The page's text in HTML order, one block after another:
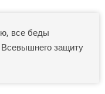
все беды
защиту